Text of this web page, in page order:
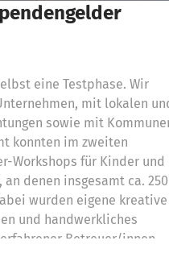
eine Testphase. Wir
mit lokalen
sowie mit
konnten im zweiten
Workshops für Kinder und
denen insgesamt ca. 250
wurden eigene kreative
und handwerkliches
Betreuer/innen